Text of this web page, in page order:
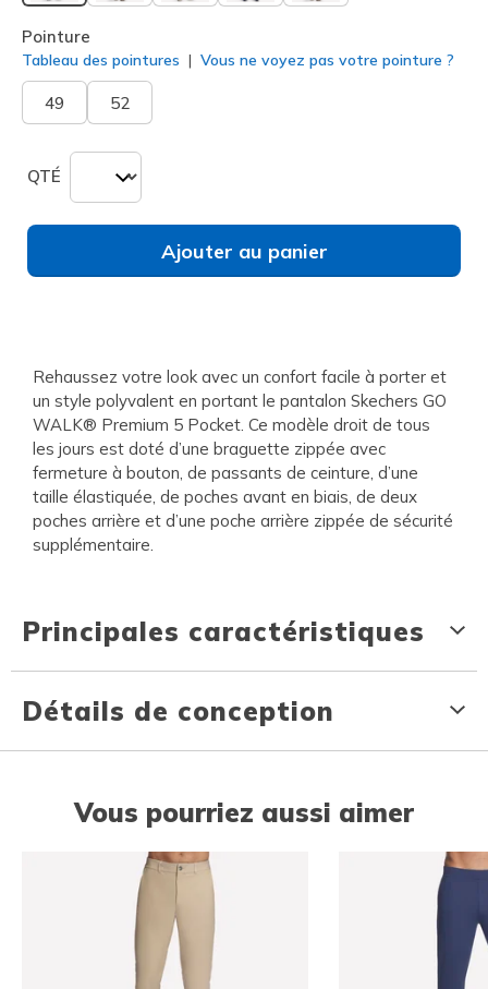
sélectionné
Pointure
Tableau des pointures Vous ne voyez pas votre pointure ?
49 52
QTÉ
Ajouter au panier
Rehaussez votre look avec un confort facile à porter et
un style polyvalent en portant le pantalon Skechers GO
WALK® Premium 5 Pocket. Ce modèle droit de tous
les jours est doté d’une braguette zippée avec
fermeture à bouton, de passants de ceinture, d’une
taille élastiquée, de poches avant en biais, de deux
poches arrière et d’une poche arrière zippée de sécurité
supplémentaire.
Principales caractéristiques
Détails de conception
Vous pourriez aussi aimer